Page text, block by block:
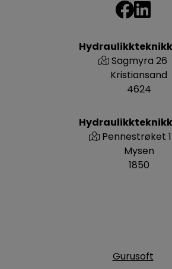
Hydraulikkteknikk
Pennestrøket
Mysen
1850
Hydraulikkteknikk
Sagmyra 26
Kristiansand
4624
Gurusoft